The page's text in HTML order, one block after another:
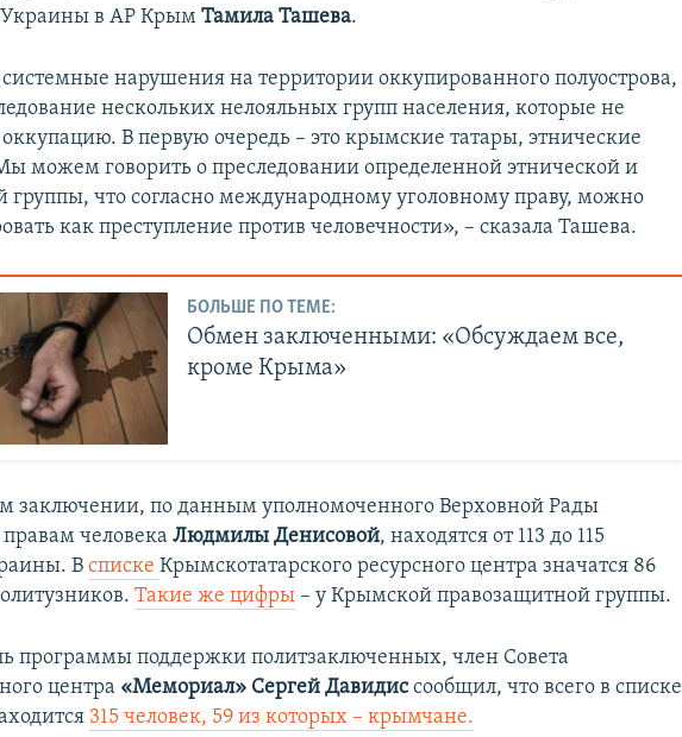
Украины в АР КрымТамила Ташева.
нарушения на территории оккупированного полуострова,
нескольких нелояльных групп населения, которые не
В первую очередь – это крымские татары, этнические
можем говорить о преследовании определенной этнической и
группы, что согласно международному уголовному праву, можно
как преступление против человечности», – сказала Ташева.
БОЛЬШЕ ПО ТЕМЕ:
Обмен заключенными: «Обсуждаем все,
кроме Крыма»
заключении, по данным уполномоченного Верховной Рады
человекаЛюдмилы Денисовой, находятся от 113 до 115
ВспискеКрымскотатарского ресурсного центра значатся 86
Такие же цифры – у Крымской правозащитной группы.​
программы поддержки политзаключенных, член Совета
центра «Мемориал» Сергей Давидиссообщил, что всего в списке
315 человек, 59 из которых – крымчане.​